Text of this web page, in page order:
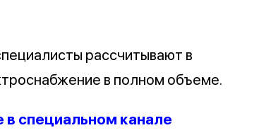
рассчитывают в
в полном объеме.
специальном канале